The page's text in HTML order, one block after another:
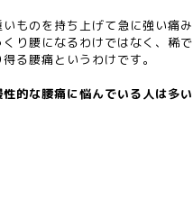
いものを持ち上げて急に強い痛
くり腰になるわけではなく、稀
得る腰痛というわけです。
性的な腰痛に悩んでいる人は多い